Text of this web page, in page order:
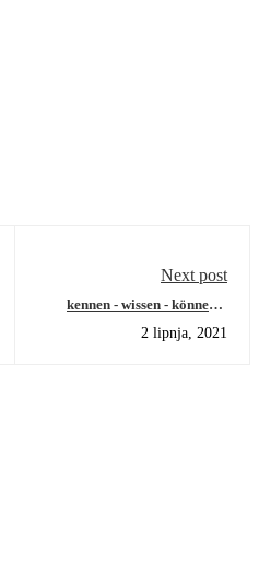
Next post
kennen - wissen - können –
2 lipnja, 2021